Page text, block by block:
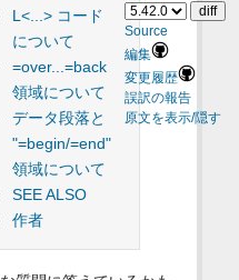
Source
編集
変更履歴
誤訳の報告
原文を表示/隠す
L<...> コード
について
=over...=back
領域について
データ段落と
"=begin/=end"
領域について
SEE ALSO
作者